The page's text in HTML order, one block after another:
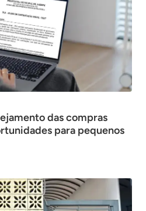
das compras
para pequenos